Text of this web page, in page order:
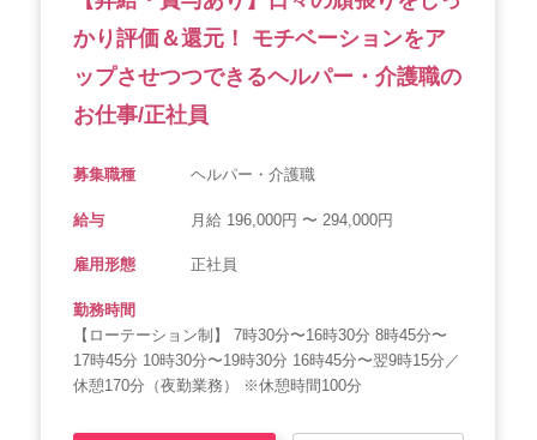
かり評価＆還元！ モチベーションをア
ップさせつつできるヘルパー・介護職の
お仕事/正社員
募集職種 ヘルパー・介護職
給与 月給 196,000円 〜 294,000円
雇用形態 正社員
勤務時間
【ローテーション制】 7時30分〜16時30分 8時45分〜
17時45分 10時30分〜19時30分 16時45分〜翌9時15分／
休憩170分（夜勤業務） ※休憩時間100分